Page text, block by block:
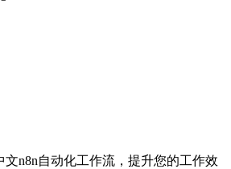
n8n自动化工作流，提升您的工作效